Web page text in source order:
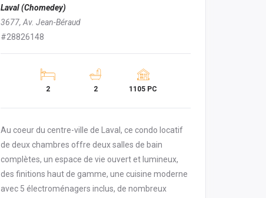
Laval (Chomedey)
3677, Av. Jean-Béraud
#28826148
2 2 1105 PC
Au coeur du centre-ville de Laval, ce condo locatif
de deux chambres offre deux salles de bain
complètes, un espace de vie ouvert et lumineux,
des finitions haut de gamme, une cuisine moderne
avec 5 électroménagers inclus, de nombreux